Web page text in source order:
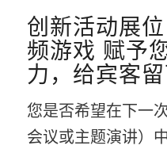
创新活动展
频游戏 赋予
力，给宾客留
您是否希望在下一
会议或主题演讲）